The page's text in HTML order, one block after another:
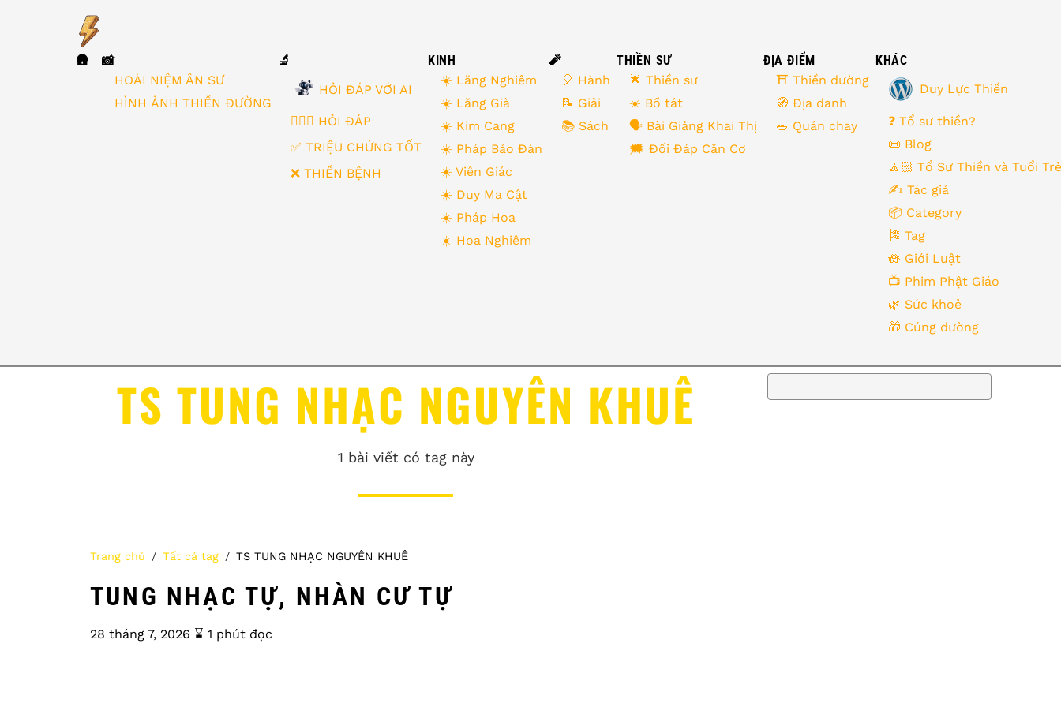
🛖
📸
HOÀI NIỆM ÂN SƯ
HÌNH ẢNH THIỀN ĐƯỜNG
🔬
HỎI ĐÁP VỚI AI
🙋🏻‍♂️ HỎI ĐÁP
✅ TRIỆU CHỨNG TỐT
❌ THIỀN BỆNH
KINH
☀️ Lăng Nghiêm
☀️ Lăng Già
☀️ Kim Cang
☀️ Pháp Bảo Đàn
☀️ Viên Giác
☀️ Duy Ma Cật
☀️ Pháp Hoa
☀️ Hoa Nghiêm
🧨
🎈 Hành
📝 Giải
📚 Sách
THIỀN SƯ
🌟 Thiền sư
☀️ Bồ tát
🗣 Bài Giảng Khai Thị
🗯 Đối Đáp Căn Cơ
ĐỊA ĐIỂM
⛩ Thiền đường
🧭 Địa danh
🥗 Quán chay
KHÁC
Duy Lực Thiền
❓ Tổ sư thiền?
📜 Blog
🧘🏻 Tổ Sư Thiền và Tuổi Trẻ
✍️ Tác giả
📦 Category
🎏 Tag
🪷 Giới Luật
📺 Phim Phật Giáo
🌿️ Sức khoẻ
🎁️ Cúng dường
TS TUNG NHẠC NGUYÊN KHUÊ
1 bài viết có tag này
Trang chủ Tất cả tag TS TUNG NHẠC NGUYÊN KHUÊ
TUNG NHẠC TỰ, NHÀN CƯ TỰ
28 tháng 7, 2026 ⌛️ 1 phút đọc